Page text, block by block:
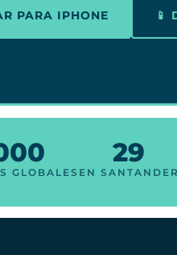
PARA IPHONE 📱
GLOBALES
29
EN SANTANDER